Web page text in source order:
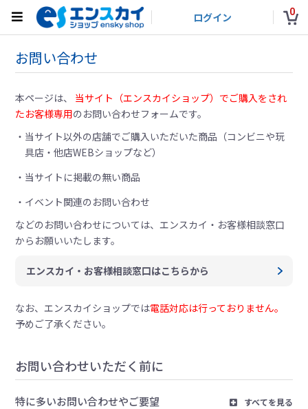
ログイン 0
お問い合わせ
本ページは、 当サイト（エンスカイショップ）でご購入をされ
たお客様専用のお問い合わせフォームです。
当サイト以外の店舗でご購入いただいた商品（コンビニや玩
具店・他店WEBショップなど）
当サイトに掲載の無い商品
イベント関連のお問い合わせ
などのお問い合わせについては、エンスカイ・お客様相談窓口
からお願いいたします。
エンスカイ・お客様相談窓口はこちらから
なお、エンスカイショップでは電話対応は行っておりません。
予めご了承ください。
お問い合わせいただく前に
特に多いお問い合わせやご要望 すべてを見る